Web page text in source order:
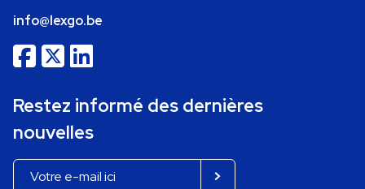
info@lexgo.be
Restez informé des dernières
nouvelles